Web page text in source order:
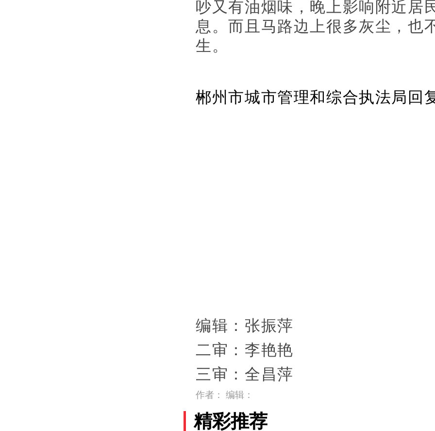
吵又有油烟味，晚上影响附近居
息。而且马路边上很多灰尘，也
生。
郴州市城市管理和综合执法局回
编辑：张振萍
二审：李艳艳
三审：全昌萍
作者： 编辑：
精彩推荐